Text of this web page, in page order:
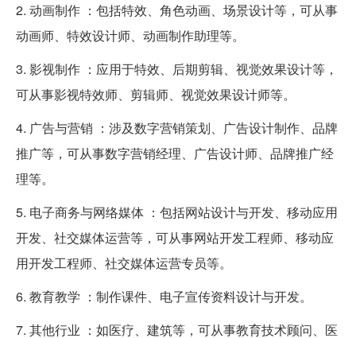
2. 动画制作 ：包括特效、角色动画、场景设计等，可从事
动画师、特效设计师、动画制作助理等。
3. 影视制作 ：应用于特效、后期剪辑、视觉效果设计等，
可从事影视特效师、剪辑师、视觉效果设计师等。
4. 广告与营销 ：涉及数字营销策划、广告设计制作、品牌
推广等，可从事数字营销经理、广告设计师、品牌推广经
理等。
5. 电子商务与网络媒体 ：包括网站设计与开发、移动应用
开发、社交媒体运营等，可从事网站开发工程师、移动应
用开发工程师、社交媒体运营专员等。
6. 教育教学 ：制作课件、电子宣传资料设计与开发。
7. 其他行业 ：如医疗、建筑等，可从事教育技术顾问、医